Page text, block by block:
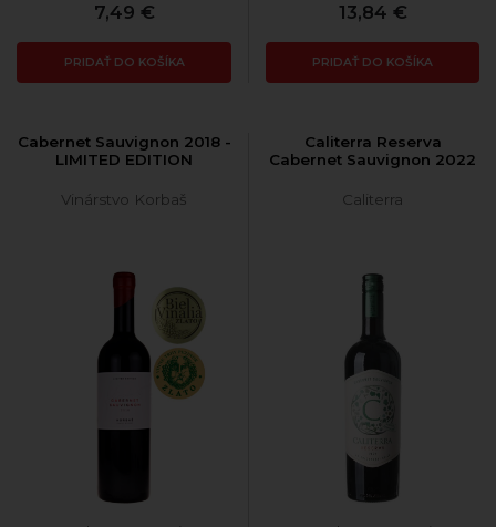
7,49 €
PRIDAŤ DO KOŠÍKA
13,84 €
PRIDAŤ DO KOŠÍKA
Cabernet Sauvignon 2018 -
LIMITED EDITION
Vinárstvo Korbaš
Caliterra Reserva
Cabernet Sauvignon 2022
Caliterra